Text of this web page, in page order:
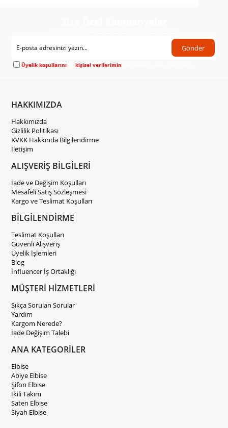
Gönder
Üyelik koşullarını vekişisel verilerimin
HAKKIMIZDA
Hakkımızda
Gizlilik Politikası
KVKK Hakkında Bilgilendirme
İletişim
ALIŞVERİŞ BİLGİLERİ
İade ve Değişim Koşulları
Mesafeli Satış Sözleşmesi
Kargo ve Teslimat Koşulları
BİLGİLENDİRME
Teslimat Koşulları
Güvenli Alışveriş
Üyelik İşlemleri
Blog
İnfluencer İş Ortaklığı
MÜŞTERİ HİZMETLERİ
Sıkça Sorulan Sorular
Yardım
Kargom Nerede?
İade Değişim Talebi
ANA KATEGORİLER
Elbise
Abiye Elbise
Şifon Elbise
İkili Takım
Saten Elbise
Siyah Elbise